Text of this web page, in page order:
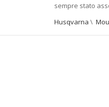
sempre stato
Husqvarna \